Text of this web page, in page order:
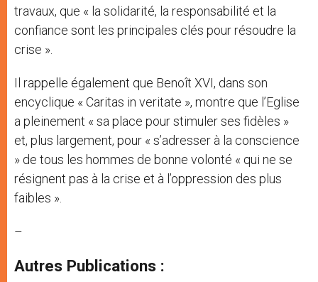
travaux, que « la solidarité, la responsabilité et la
confiance sont les principales clés pour résoudre la
crise ».
Il rappelle également que Benoît XVI, dans son
encyclique « Caritas in veritate », montre que l’Eglise
a pleinement « sa place pour stimuler ses fidèles »
et, plus largement, pour « s’adresser à la conscience
» de tous les hommes de bonne volonté « qui ne se
résignent pas à la crise et à l’oppression des plus
faibles ».
–
Autres Publications :